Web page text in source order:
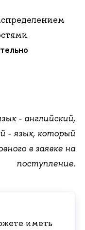
- английский,
- язык, который
в заявке на
поступление.
иметь